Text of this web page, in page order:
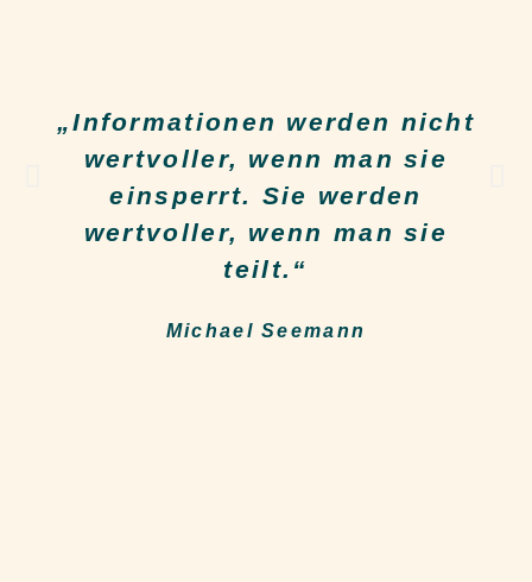
„Informationen werden nicht
wertvoller, wenn man sie
einsperrt. Sie werden
wertvoller, wenn man sie
teilt.“
Michael Seemann